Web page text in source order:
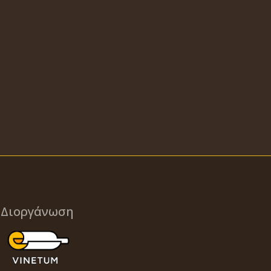
Διοργάνωση